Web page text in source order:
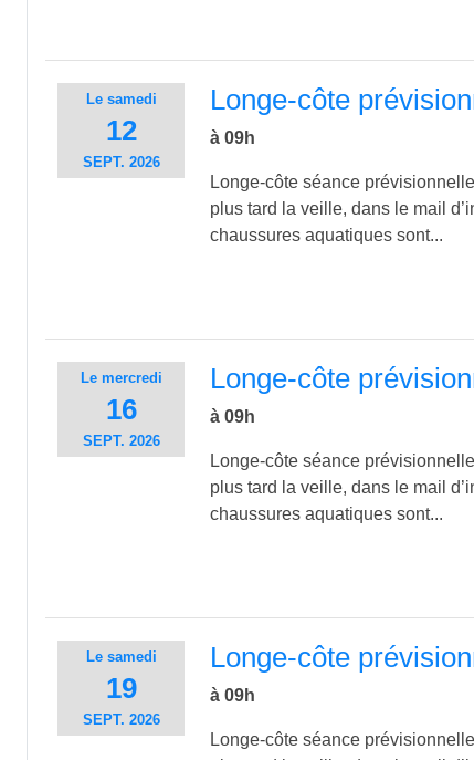
Le samedi
12
SEPT. 2026
Longe-côte
à 09h
Longe-côte séance
plus tard la veille, dans le mail
chaussures aquatiques sont...
Le mercredi
16
SEPT. 2026
Longe-côte
à 09h
Longe-côte séance
plus tard la veille, dans le mail
chaussures aquatiques sont...
Le samedi
19
SEPT. 2026
Longe-côte
à 09h
Longe-côte séance